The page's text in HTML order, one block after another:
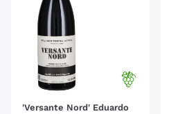
'Versante Nord' Eduardo